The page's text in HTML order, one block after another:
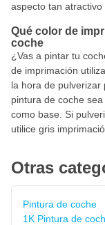
aspecto tan atractivo
Qué color de
coche
¿Vas a pintar tu
de imprimación
la hora de pulverizar
pintura de coche
como base. Si
utilice gris
Otras
Pintura de coche
1K Pintura de